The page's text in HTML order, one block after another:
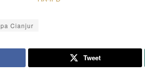
Cianjur
Tweet